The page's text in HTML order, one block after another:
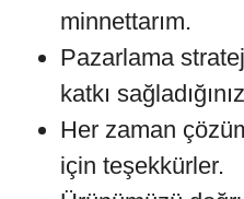
minnettarım.
Pazarlama
katkı
Her zaman
için teşekkürler.